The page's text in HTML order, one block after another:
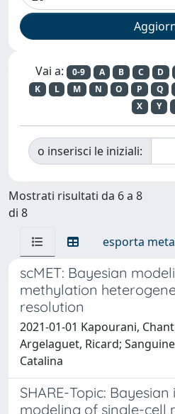
Vai a: 0-9 A B C D
K
L M N O P Q
X
Y
o inserisci le iniziali:
Mostrati risultati da 6 a 8
di 8
esporta
scMET: Bayesian
methylation
resolution
2021-01-01 Kapourani,
Argelaguet, Ricard;
Catalina
SHARE-Topic:
modeling of single-cell